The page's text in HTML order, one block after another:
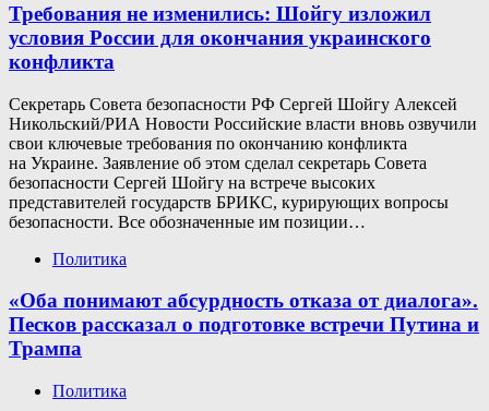
Требования не изменились: Шойгу изложил
условия России для окончания украинского
конфликта
Секретарь Совета безопасности РФ Сергей Шойгу Алексей
Никольский/РИА Новости Российские власти вновь озвучили
свои ключевые требования по окончанию конфликта
на Украине. Заявление об этом сделал секретарь Совета
безопасности Сергей Шойгу на встрече высоких
представителей государств БРИКС, курирующих вопросы
безопасности. Все обозначенные им позиции…
Политика
«Оба понимают абсурдность отказа от диалога».
Песков рассказал о подготовке встречи Путина и
Трампа
Политика